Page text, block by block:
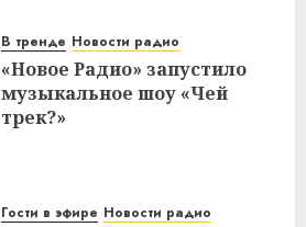
В тренде Новости радио
«Новое Радио» запустило
музыкальное шоу «Чей
трек?»
Гости в эфире Новости радио